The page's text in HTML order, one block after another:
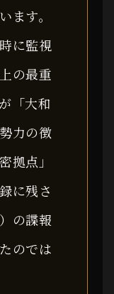
ます。
に監視
の最重
「大和
力の徴
拠点」
に残さ
の諜報
のでは